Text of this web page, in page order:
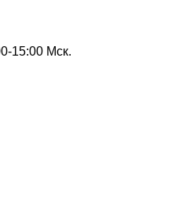
15:00 Мск.